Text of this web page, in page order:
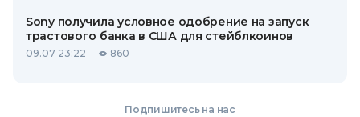
Sony получила условное одобрение на запуск
трастового банка в США для стейблкоинов
09.07 23:22 860
Подпишитесь на нас